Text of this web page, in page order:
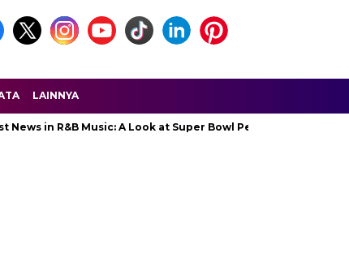
LAINNYA
R&B Music: A Look at Super Bowl Performances, New